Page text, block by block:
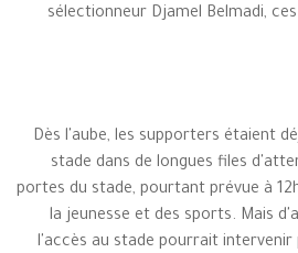
sélectionneur Djamel Belmadi,
Dès l'aube, les supporters étaient
stade dans de longues files
portes du stade, pourtant prévue à
la jeunesse et des sports. Mais
l'accès au stade pourrait